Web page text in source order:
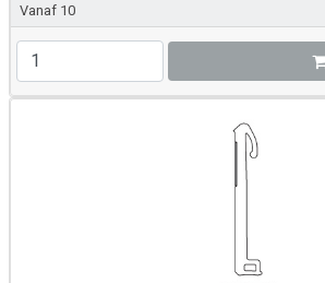
Vanaf 10